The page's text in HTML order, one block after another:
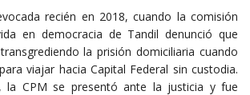
recién en 2018, cuando la comisión
en democracia de Tandil denunció que
la prisión domiciliaria cuando
viajar hacia Capital Federal sin custodia.
la CPM se presentó ante la justicia y fue